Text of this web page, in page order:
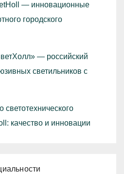
— инновационные
городского
— российский
светильников с
светотехнического
качество и инновации